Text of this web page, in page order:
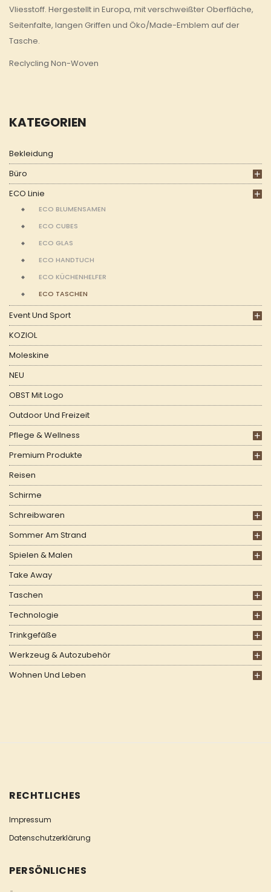
KATEGORIEN
Bekleidung
Büro
ECO Linie
ECO BLUMENSAMEN
ECO CUBES
ECO GLAS
ECO HANDTUCH
ECO KÜCHENHELFER
ECO TASCHEN
Event Und Sport
KOZIOL
Moleskine
NEU
OBST Mit Logo
Outdoor Und Freizeit
Pflege & Wellness
Premium Produkte
Reisen
Schirme
Schreibwaren
Sommer Am Strand
Spielen & Malen
Take Away
Taschen
Technologie
Trinkgefäße
Werkzeug & Autozubehör
Wohnen Und Leben
Vliesstoff. Hergestellt in Europa, mit verschweißter Oberfläche,
Seitenfalte, langen Griffen und Öko/Made-Emblem auf der
Tasche.
Reclycling Non-Woven
RECHTLICHES
Impressum
Datenschutzerklärung
PERSÖNLICHES